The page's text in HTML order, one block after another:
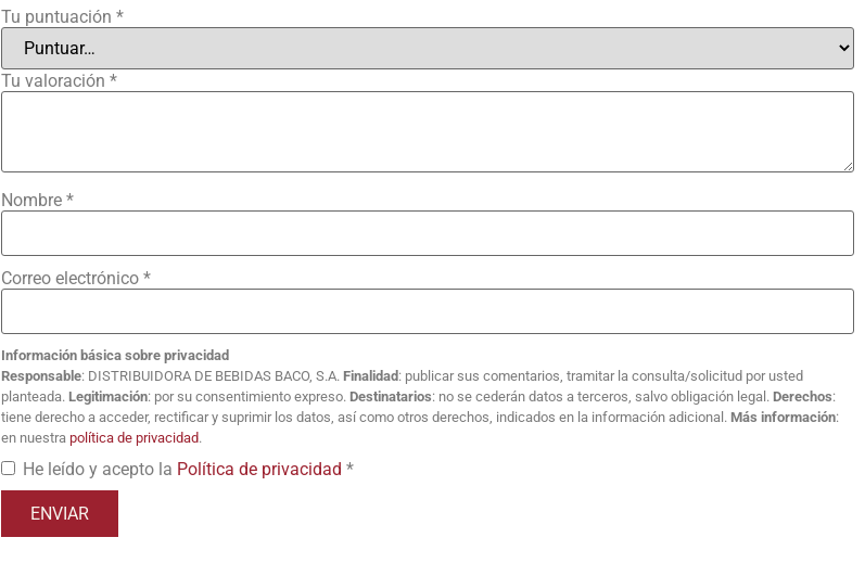
Tu puntuación *
Tu valoración *
Nombre *
Correo electrónico *
Información básica sobre privacidad
Responsable: DISTRIBUIDORA DE BEBIDAS BACO, S.A. Finalidad : publicar sus comentarios, tramitar la consulta/solicitud por usted
planteada. Legitimación: por su consentimiento expreso. Destinatarios: no se cederán datos a terceros, salvo obligación legal. Derechos:
tiene derecho a acceder, rectificar y suprimir los datos, así como otros derechos, indicados en la información adicional. Más información:
en nuestra política de privacidad.
He leído y acepto la Política de privacidad *